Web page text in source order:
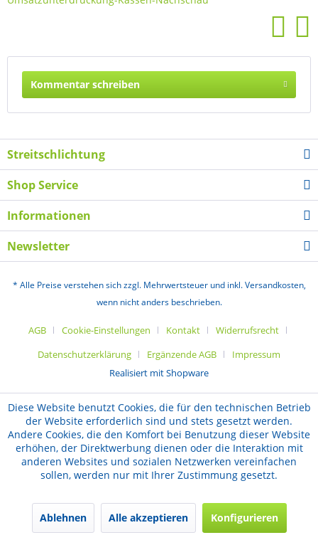
Kommentar schreiben
Streitschlichtung
Shop Service
Informationen
Newsletter
* Alle Preise verstehen sich zzgl. Mehrwertsteuer und inkl. Versandkosten,
wenn nicht anders beschrieben.
AGB Cookie-Einstellungen Kontakt
Widerrufsrecht
Datenschutzerklärung
Ergänzende AGB
Impressum
Realisiert mit Shopware
Diese Website benutzt Cookies, die für den technischen Betrieb
der Website erforderlich sind und stets gesetzt werden.
Andere Cookies, die den Komfort bei Benutzung dieser Website
erhöhen, der Direktwerbung dienen oder die Interaktion mit
anderen Websites und sozialen Netzwerken vereinfachen
sollen, werden nur mit Ihrer Zustimmung gesetzt.
Ablehnen Alle akzeptieren Konfigurieren